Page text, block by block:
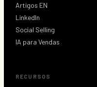
Artigos EN
LinkedIn
Social Selling
IA para Vendas
RECURSOS